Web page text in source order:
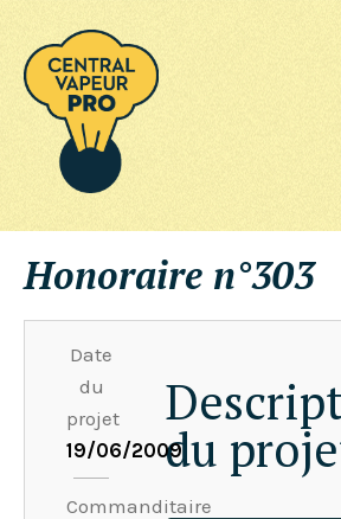
Honoraire n°303
Date
du
projet
19/06/2009
Commanditaire
du